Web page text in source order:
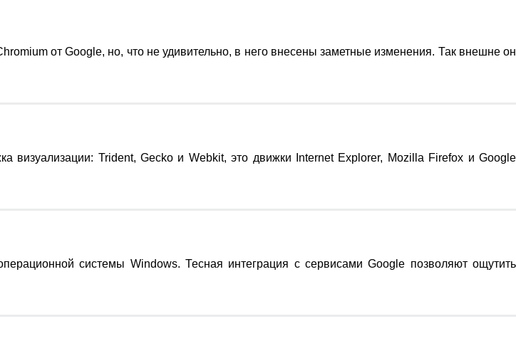
от Google, но, что не удивительно, в него внесены заметные изменения. Так внешне он
визуализации: Trident, Gecko и Webkit, это движки Internet Explorer, Mozilla Firefox и Google
системы Windows. Тесная интеграция с сервисами Google позволяют ощутить